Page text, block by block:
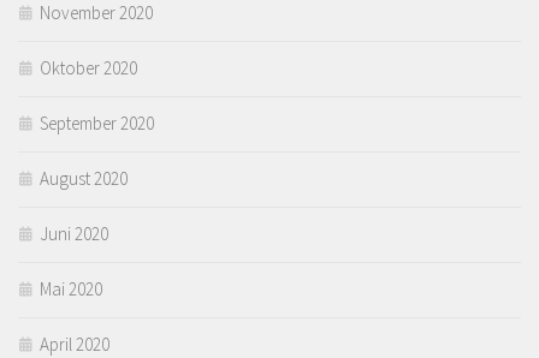
November 2020
Oktober 2020
September 2020
August 2020
Juni 2020
Mai 2020
April 2020